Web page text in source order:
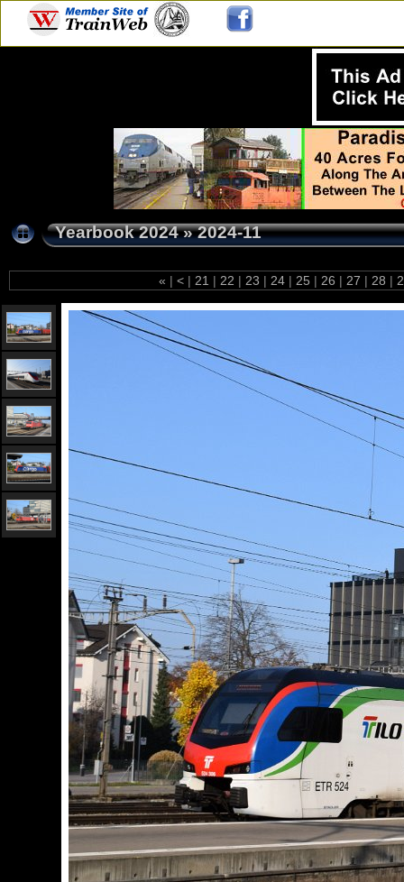
Yearbook 2024»2024-11
« | < | 21 | 22 | 23 | 24 | 25 | 26 | 27 | 28 |